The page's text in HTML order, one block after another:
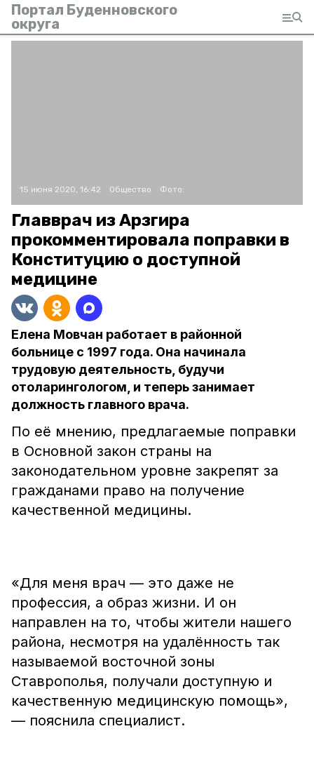
Портал Буденновского
округа
15 июня 2020, 16:42 Общество Фото:
Главврач из Арзгира
прокомментировала поправки в
Конституцию о доступной
медицине
Елена Мовчан работает в районной
больнице с 1997 года. Она начинала
трудовую деятельность, будучи
отоларингологом, и теперь занимает
должность главного врача.
По её мнению, предлагаемые поправки
в Основной закон страны на
законодательном уровне закрепят за
гражданами право на получение
качественной медицины.
«Для меня врач — это даже не
профессия, а образ жизни. И он
направлен на то, чтобы жители нашего
района, несмотря на удалённость так
называемой восточной зоны
Ставрополья, получали доступную и
качественную медицинскую помощь»,
— пояснила специалист.